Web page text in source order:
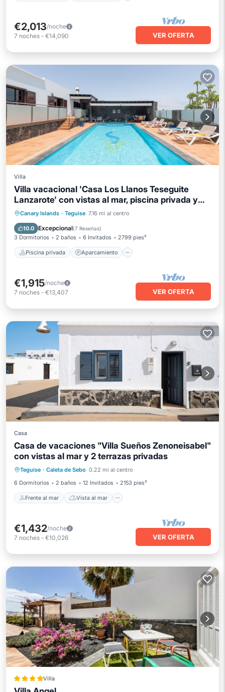
€2,013/noche
7 noches - €14,090 VER OFERTA
Villa
Villa vacacional 'Casa Los Llanos Teseguite
Lanzarote' con vistas al mar, piscina privada y
Wi-Fi
Canary Islands · Teguise 7.16 mi al centro
10.0 Excepcional(7 Reseñas)
3 Dormitorios 2 baños 6 Invitados 2799 pies²
Piscina privada Aparcamiento
Piscina privada
Aparcamiento
Piscina
Balcón/Terraza
€1,915/noche
7 noches - €13,407 VER OFERTA
Casa
Casa de vacaciones "Villa Sueños Zenoneisabel"
con vistas al mar y 2 terrazas privadas
Teguise · Caleta de Sebo 0.22 mi al centro
6 Dormitorios
2 baños 12 Invitados 2153 pies²
Frente al mar Vista al mar
Frente al mar
Vista al mar
Balcón/Terraza
Vistas
€1,432/noche
7 noches - €10,026 VER OFERTA
Villa